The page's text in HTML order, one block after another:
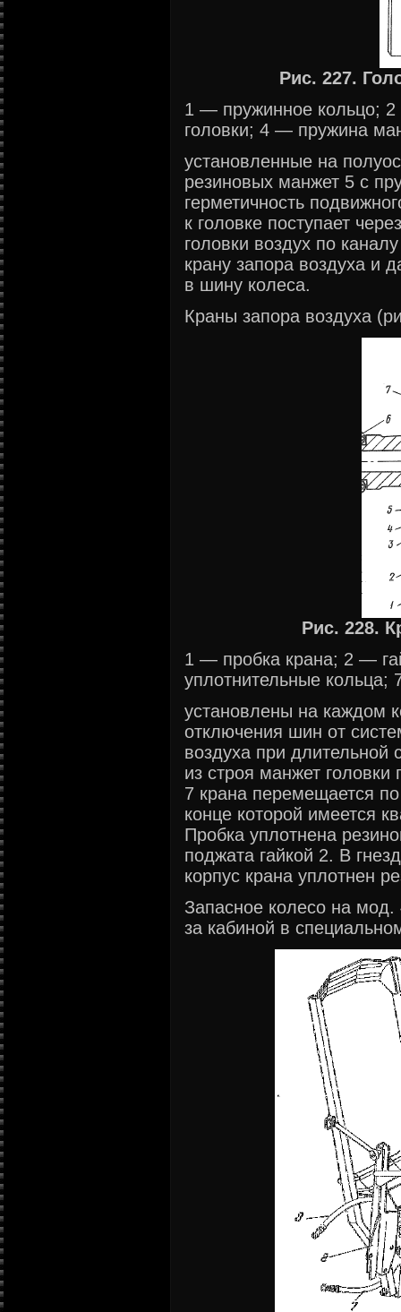
Рис. 227.
1 — пружинное кольцо;
головки; 4 — пружина
установленные на
резиновых манжет 5 с
герметичность
к головке поступает
головки воздух по
крану запора воздуха и
в шину колеса.
Краны запора воздуха
Рис. 228.
1 — пробка крана; 2 —
уплотнительные кольца;
установлены на каждом
отключения шин от
воздуха при длительной
из строя манжет
7 крана перемещается
конце которой имеется
Пробка уплотнена
поджата гайкой 2. В
корпус крана уплотнен
Запасное колесо на мод.
за кабиной в